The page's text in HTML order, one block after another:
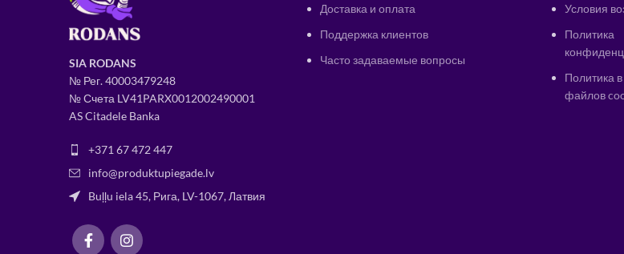
SIA RODANS
№ Рег.40003479248
№ Счета LV41PARX0012002490001
AS Citadele Banka
+371 67 472 447
info@produktupiegade.lv
Buļļu iela 45, Рига, LV-1067, Латвия
Доставка и оплата
Поддержка клиентов
Часто задаваемые вопросы
Условия
Политика
Политика
файлов